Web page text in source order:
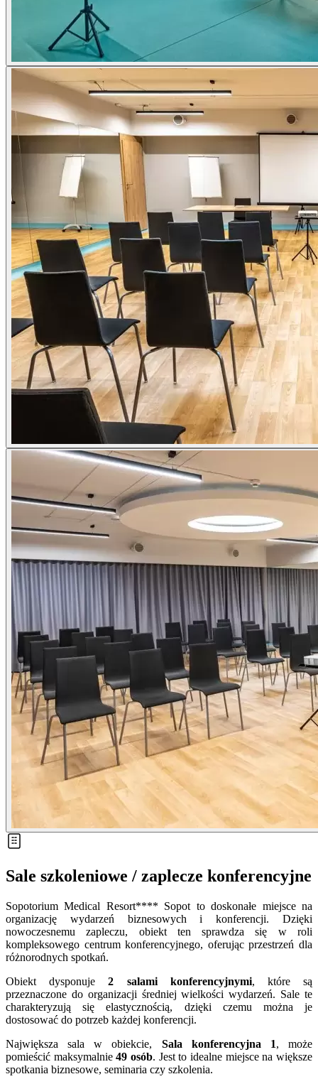
Sale szkoleniowe / zaplecze konferencyjne
Sopotorium Medical Resort**** Sopot to doskonałe miejsce na
organizację wydarzeń biznesowych i konferencji. Dzięki
nowoczesnemu zapleczu, obiekt ten sprawdza się w roli
kompleksowego centrum konferencyjnego, oferując przestrzeń dla
różnorodnych spotkań.
Obiekt dysponuje2 salami konferencyjnymi, które są
przeznaczone do organizacji średniej wielkości wydarzeń. Sale te
charakteryzują się elastycznością, dzięki czemu można je
dostosować do potrzeb każdej konferencji.
Największa sala w obiekcie, Sala konferencyjna 1, może
pomieścić maksymalnie49 osób. Jest to idealne miejsce na większe
spotkania biznesowe, seminaria czy szkolenia.